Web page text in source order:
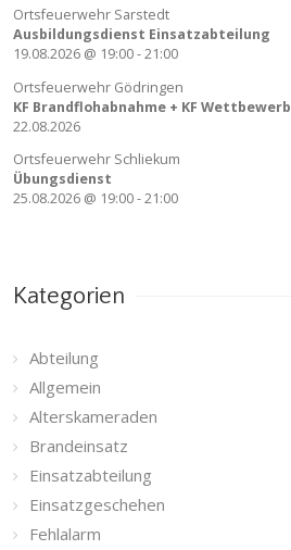
Ortsfeuerwehr Sarstedt
Ausbildungsdienst Einsatzabteilung
19.08.2026 @ 19:00-21:00
Ortsfeuerwehr Gödringen
KF Brandflohabnahme + KF Wettbewerb
22.08.2026
Ortsfeuerwehr Schliekum
Übungsdienst
25.08.2026 @ 19:00-21:00
Kategorien
Abteilung
Allgemein
Alterskameraden
Brandeinsatz
Einsatzabteilung
Einsatzgeschehen
Fehlalarm